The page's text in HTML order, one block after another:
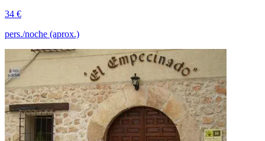
34 €
pers./noche (aprox.)